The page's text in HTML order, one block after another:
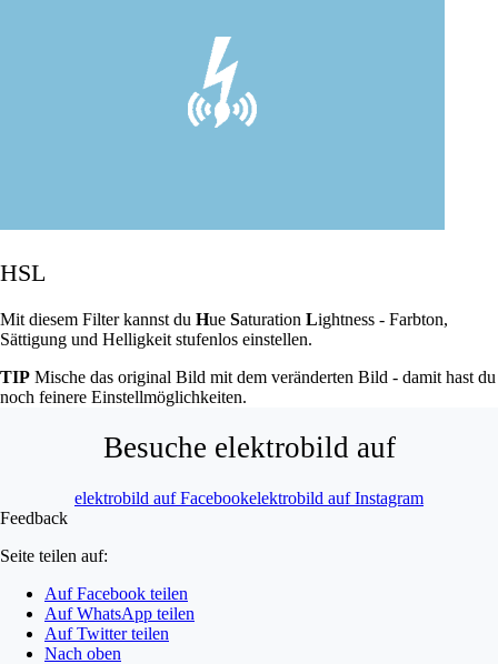
HSL
Mit diesem Filter kannst du Hue Saturation Lightness - Farbton,
Sättigung und Helligkeit stufenlos einstellen.
TIP Mische das original Bild mit dem veränderten Bild - damit hast du
noch feinere Einstellmöglichkeiten.
Besuche elektrobild auf
elektrobild auf Facebookelektrobild auf Instagram
Feedback
Seite teilen auf:
Auf Facebook teilen
Auf WhatsApp teilen
Auf Twitter teilen
Nach oben